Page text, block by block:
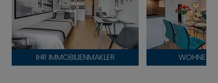
IHR IMMOBILIENMAKLER WOHNEN